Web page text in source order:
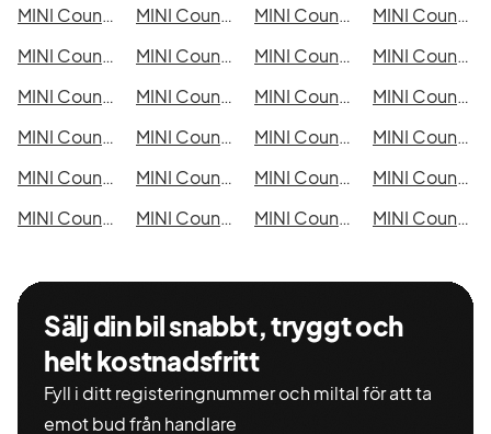
MINI Countryman Cooper SE ALL4 i Kristianstad
MINI Countryman Cooper SE ALL4 i Sundsvall MINI Countryman Cooper SE ALL4 i Umeå
MINI Countryman Cooper SE ALL4 i Varberg
MINI Countryman Cooper SE ALL4 i Borås
MINI Countryman Cooper SE ALL4 i Falkenberg MINI Countryman Cooper SE ALL4 i Gävle
MINI Countryman Cooper SE ALL4 i Luleå
MINI Countryman Cooper SE ALL4 i Lund
MINI Countryman Cooper SE ALL4 i Mönsterås MINI Countryman Cooper SE ALL4 i Uddevalla
MINI Countryman Cooper SE ALL4 i Västervik
MINI Countryman Cooper SE ALL4 i Ystad
MINI Countryman Cooper SE ALL4 i Östersund MINI Countryman Cooper SE ALL4 i Borlänge
MINI Countryman Cooper SE ALL4 i Kiruna
MINI Countryman Cooper SE ALL4 i Nyköping
MINI Countryman Cooper SE ALL4 i Oskarshamn MINI Countryman Cooper SE ALL4 i Sigtuna
MINI Countryman Cooper SE ALL4 i Skellefteå
MINI Countryman Cooper SE ALL4 i Skövde
MINI Countryman Cooper SE ALL4 i Trollhättan MINI Countryman Cooper SE ALL4 i Alingsås MINI Countryman Cooper SE ALL4 i Båstad
Sälj din bil snabbt, tryggt och
helt kostnadsfritt
Fyll i ditt registeringnummer och miltal för att ta
emot bud från handlare